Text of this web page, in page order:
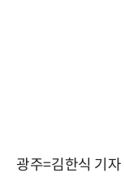
광주=김한식 기